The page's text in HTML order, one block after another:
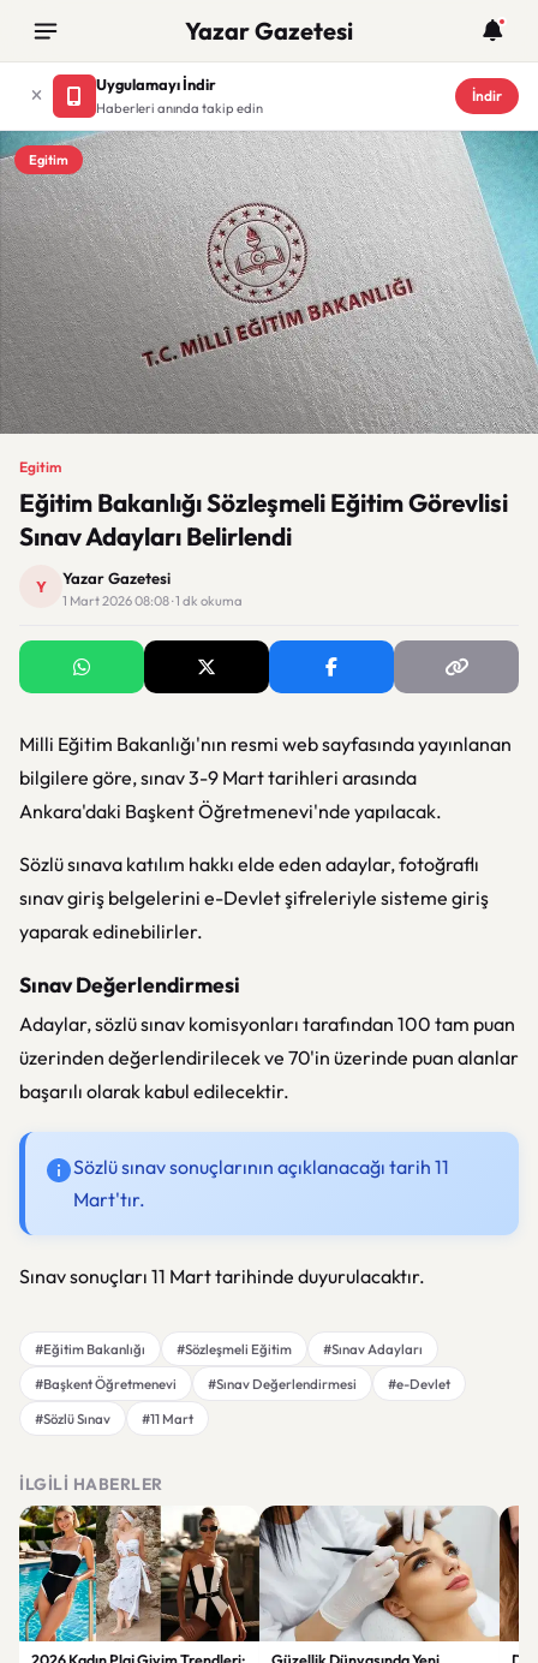
Yazar Gazetesi
Uygulamayı İndir
Haberleri anında takip edin
İndir
Egitim
Egitim
Eğitim Bakanlığı Sözleşmeli Eğitim Görevlisi
Sınav Adayları Belirlendi
Y Yazar Gazetesi
1 Mart 2026 08:08 · 1 dk okuma
Milli Eğitim Bakanlığı'nın resmi web sayfasında yayınlanan
bilgilere göre, sınav 3-9 Mart tarihleri arasında
Ankara'daki Başkent Öğretmenevi'nde yapılacak.
Sözlü sınava katılım hakkı elde eden adaylar, fotoğraflı
sınav giriş belgelerini e-Devlet şifreleriyle sisteme giriş
yaparak edinebilirler.
Sınav Değerlendirmesi
Adaylar, sözlü sınav komisyonları tarafından 100 tam puan
üzerinden değerlendirilecek ve 70'in üzerinde puan alanlar
başarılı olarak kabul edilecektir.
Sözlü sınav sonuçlarının açıklanacağı tarih 11
Mart'tır.
Sınav sonuçları 11 Mart tarihinde duyurulacaktır.
#Eğitim Bakanlığı #Sözleşmeli Eğitim
#Sınav Adayları
#Başkent Öğretmenevi
#Sınav Değerlendirmesi
#e-Devlet
#Sözlü Sınav
#11 Mart
İLGILI HABERLER
2026 Kadın Plaj Giyim Trendleri:
Güzellik Dünyasında Yeni